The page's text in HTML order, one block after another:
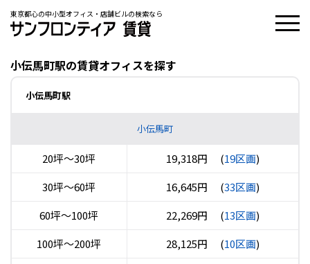
東京都心の中小型オフィス・店舗ビルの検索なら
小伝馬町駅の賃貸オフィスを探す
小伝馬町駅
小伝馬町
20坪〜30坪 19,318円 (19区画)
30坪〜60坪
16,645円 (33区画)
60坪〜100坪
22,269円 (13区画)
100坪〜200坪
28,125円 (10区画)